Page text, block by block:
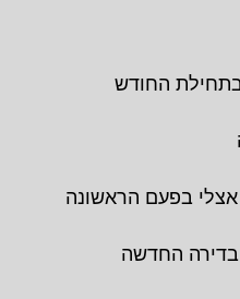
החודש
אצלי בפעם הראשונה
בדירה החדשה